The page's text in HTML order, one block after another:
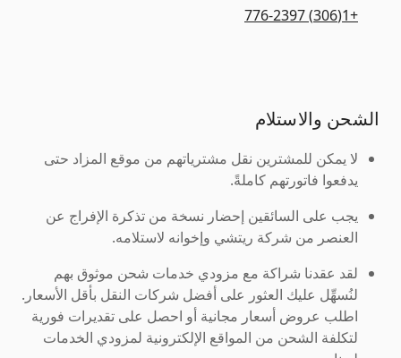
+1(306) 776-2397
الشحن والاستلام
لا يمكن للمشترين نقل مشترياتهم من موقع المزاد حتى
يدفعوا فاتورتهم كاملةً.
يجب على السائقين إحضار نسخة من تذكرة الإفراج عن
العنصر من شركة ريتشي وإخوانه لاستلامه.
لقد عقدنا شراكة مع مزودي خدمات شحن موثوق بهم
لنُسهِّل عليك العثور على أفضل شركات النقل بأقل الأسعار.
اطلب عروض أسعار مجانية أو احصل على تقديرات فورية
لتكلفة الشحن من المواقع الإلكترونية لمزودي الخدمات